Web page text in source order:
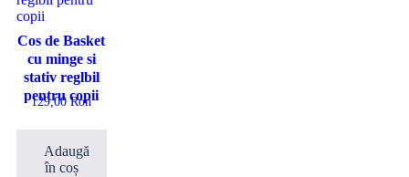
Cos de Basket
cu minge si
stativ reglbil
pentru copii
129,00Ron
Adaugă
în coș